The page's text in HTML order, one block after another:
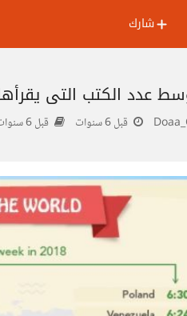
شارك
عدد الكتب التي
قبل 6 سنوات قبل 6 سنوات